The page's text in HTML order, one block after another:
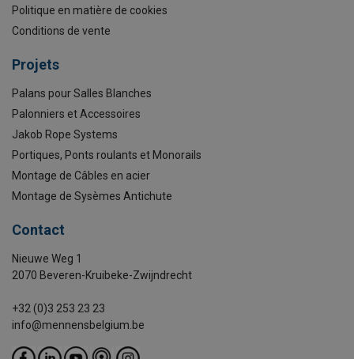
Politique en matière de cookies
Conditions de vente
Projets
Palans pour Salles Blanches
Palonniers et Accessoires
Jakob Rope Systems
Portiques, Ponts roulants et Monorails
Montage de Câbles en acier
Montage de Sysèmes Antichute
Contact
Nieuwe Weg 1
2070 Beveren-Kruibeke-Zwijndrecht
+32 (0)3 253 23 23
info@mennensbelgium.be